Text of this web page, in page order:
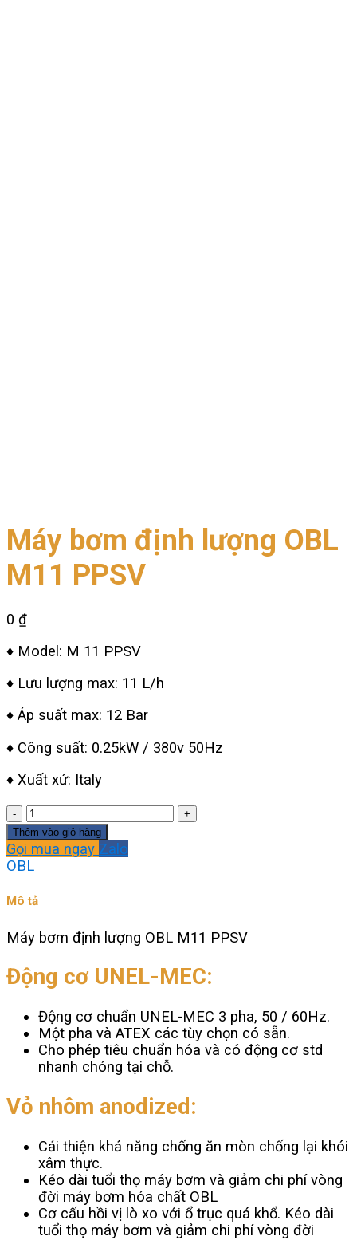
Máy bơm định lượng OBL
M11 PPSV
0 ₫
♦ Model: M 11 PPSV
♦ Lưu lượng max: 11 L/h
♦ Áp suất max: 12 Bar
♦ Công suất: 0.25kW / 380v 50Hz
♦ Xuất xứ: Italy
Máy
bơm
định
lượng
OBL
M11
số
lượng
Thêm vào giỏ hàng
Gọi mua ngay Zalo
OBL
Mô tả
Máy bơm định lượng OBL M11 PPSV
Động cơ UNEL-MEC:
Động cơ chuẩn UNEL-MEC 3 pha, 50 / 60Hz.
Một pha và ATEX các tùy chọn có sẵn.
Cho phép tiêu chuẩn hóa và có động cơ std
nhanh chóng tại chỗ.
Vỏ nhôm anodized:
Cải thiện khả năng chống ăn mòn chống lại khói
xâm thực.
Kéo dài tuổi thọ máy bơm và giảm chi phí vòng
đời máy bơm hóa chất OBL
Cơ cấu hồi vị lò xo với ổ trục quá khổ. Kéo dài
tuổi thọ máy bơm và giảm chi phí vòng đời